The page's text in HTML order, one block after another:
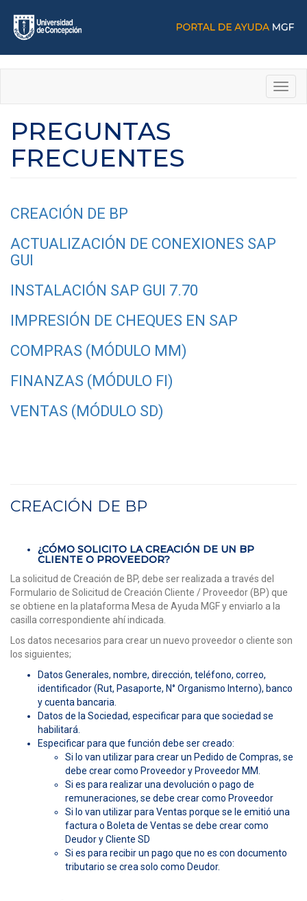
contenido
PREGUNTAS
FRECUENTES
CREACIÓN DE BP
ACTUALIZACIÓN DE CONEXIONES SAP
GUI
INSTALACIÓN SAP GUI 7.70
IMPRESIÓN DE CHEQUES EN SAP
COMPRAS (MÓDULO MM)
FINANZAS (MÓDULO FI)
VENTAS (MÓDULO SD)
CREACIÓN DE BP
¿CÓMO SOLICITO LA CREACIÓN DE UN BP
CLIENTE O PROVEEDOR?
La solicitud de Creación de BP, debe ser realizada a través del
Formulario de Solicitud de Creación Cliente / Proveedor (BP) que
se obtiene en la plataforma Mesa de Ayuda MGF y enviarlo a la
casilla correspondiente ahí indicada.
Los datos necesarios para crear un nuevo proveedor o cliente son
los siguientes;
Datos Generales, nombre, dirección, teléfono, correo,
identificador (Rut, Pasaporte, N° Organismo Interno), banco
y cuenta bancaria.
Datos de la Sociedad, especificar para que sociedad se
habilitará.
Especificar para que función debe ser creado:
Si lo van utilizar para crear un Pedido de Compras, se
debe crear como Proveedor y Proveedor MM.
Si es para realizar una devolución o pago de
remuneraciones, se debe crear como Proveedor
Si lo van utilizar para Ventas porque se le emitió una
factura o Boleta de Ventas se debe crear como
Deudor y Cliente SD
Si es para recibir un pago que no es con documento
tributario se crea solo como Deudor.